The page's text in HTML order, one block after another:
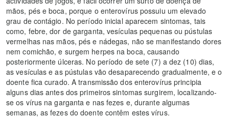
mãos, pés e boca, porque o enterovírus possuiu um elevado
grau de contágio. No período inicial aparecem sintomas, tais
como, febre, dor de garganta, vesículas pequenas ou pústulas
vermelhas nas mãos, pés e nádegas, não se manifestando dores
nem comichão, e surgem herpes na boca, causando
posteriormente úlceras. No período de sete (7) a dez (10) dias,
as vesículas e as pústulas vão desaparecendo gradualmente, e o
doente fica curado. A transmissão dos enterovírus principia
alguns dias antes dos primeiros sintomas surgirem, localizando-
se os vírus na garganta e nas fezes e, durante algumas
semanas, as fezes do doente contêm estes vírus.